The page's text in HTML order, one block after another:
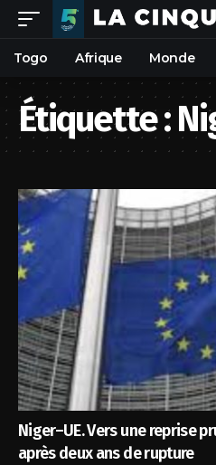
Togo Afrique Monde
Étiquette :
Niger–UE. Vers une reprise
après deux ans de rupture